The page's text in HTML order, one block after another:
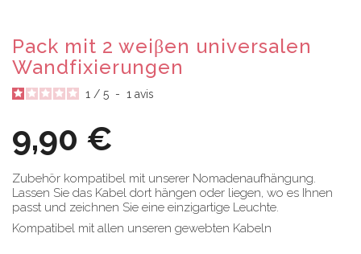
Pack mit 2 weiβen universalen
Wandfixierungen
1 / 5 - 1 avis
9,90 €
Zubehör kompatibel mit unserer Nomadenaufhängung.
Lassen Sie das Kabel dort hängen oder liegen, wo es Ihnen
passt und zeichnen Sie eine einzigartige Leuchte.
Kompatibel mit allen unseren gewebten Kabeln